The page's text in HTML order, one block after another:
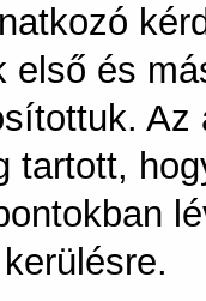
első és
tartott,